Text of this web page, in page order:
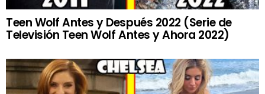
Teen Wolf Antes y Después 2022 (Serie de
Televisión Teen Wolf Antes y Ahora 2022)